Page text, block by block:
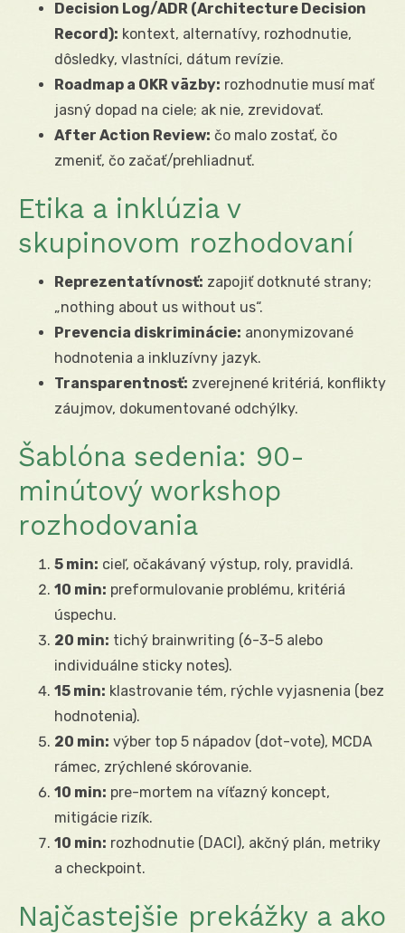
Decision Log/ADR (Architecture Decision
Record): kontext, alternatívy, rozhodnutie,
dôsledky, vlastníci, dátum revízie.
Roadmap a OKR väzby: rozhodnutie musí mať
jasný dopad na ciele; ak nie, zrevidovať.
After Action Review: čo malo zostať, čo
zmeniť, čo začať/prehliadnuť.
Etika a inklúzia v
skupinovom rozhodovaní
Reprezentatívnosť: zapojiť dotknuté strany;
„nothing about us without us“.
Prevencia diskriminácie: anonymizované
hodnotenia a inkluzívny jazyk.
Transparentnosť: zverejnené kritériá, konflikty
záujmov, dokumentované odchýlky.
Šablóna sedenia: 90-
minútový workshop
rozhodovania
5 min: cieľ, očakávaný výstup, roly, pravidlá.
10 min: preformulovanie problému, kritériá
úspechu.
20 min: tichý brainwriting (6-3-5 alebo
individuálne sticky notes).
15 min: klastrovanie tém, rýchle vyjasnenia (bez
hodnotenia).
20 min: výber top 5 nápadov (dot-vote), MCDA
rámec, zrýchlené skórovanie.
10 min: pre-mortem na víťazný koncept,
mitigácie rizík.
10 min: rozhodnutie (DACI), akčný plán, metriky
a checkpoint.
Najčastejšie prekážky a ako